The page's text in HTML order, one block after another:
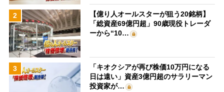
2
【億り人オールスターが狙う20銘柄】
「総資産69億円超」90歳現役トレーダ
ーから“10…
3
「キオクシアが再び株価10万円になる
日は遠い」資産3億円超のサラリーマン
投資家が…